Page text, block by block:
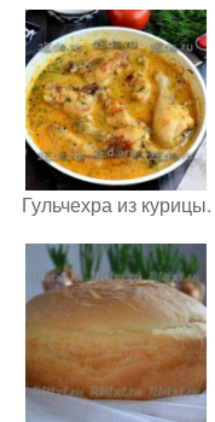
Гульчехра из курицы.